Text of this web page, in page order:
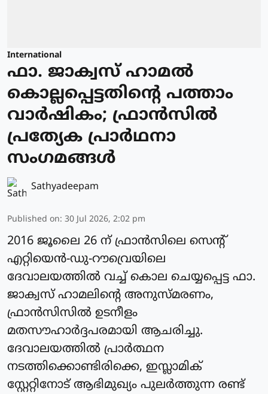
International
ഫാ. ജാക്വസ് ഹാമല്‍
കൊല്ലപ്പെട്ടതിന്റെ പത്താം
വാര്‍ഷികം; ഫ്രാന്‍സില്‍
പ്രത്യേക പ്രാർഥനാ
സംഗമങ്ങള്‍
Sathyadeepam
Published on: 30 Jul 2026, 2:02 pm
2016 ജൂലൈ 26 ന് ഫ്രാന്‍സിലെ സെന്റ്
എറ്റിയെന്‍-ഡു-റൗവ്രെയിലെ
ദേവാലയത്തില്‍ വച്ച് കൊല ചെയ്യപ്പെട്ട ഫാ.
ജാക്വസ് ഹാമലിന്റെ അനുസ്മരണം,
ഫ്രാന്‍സിസിൽ ഉടനീളം
മതസൗഹാര്‍ദ്ദപരമായി ആചരിച്ചു.
ദേവാലയത്തില്‍ പ്രാര്‍ത്ഥന
നടത്തിക്കൊണ്ടിരിക്കെ, ഇസ്ലാമിക്
സ്റ്റേറ്റിനോട് ആഭിമുഖ്യം പുലര്‍ത്തുന്ന രണ്ട്